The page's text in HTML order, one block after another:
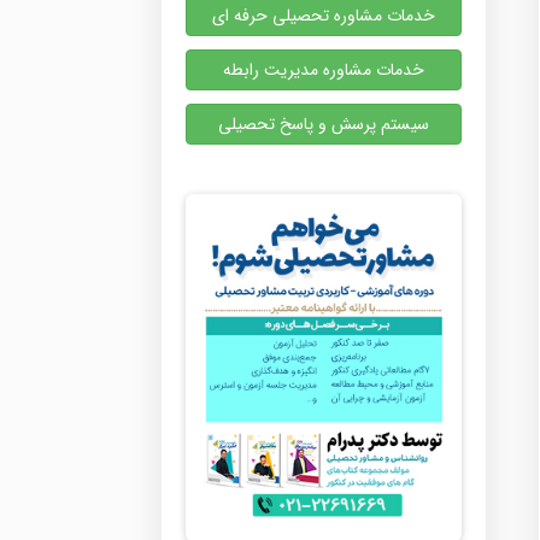
خدمات مشاوره تحصیلی حرفه ای
خدمات مشاوره مدیریت رابطه
سیستم پرسش و پاسخ تحصیلی